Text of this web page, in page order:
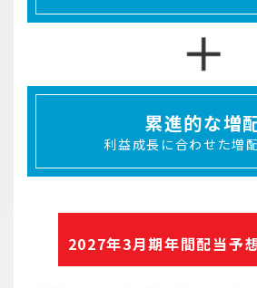
累進的な増
利益成長に合わせた増
2027年3月期年間配当予